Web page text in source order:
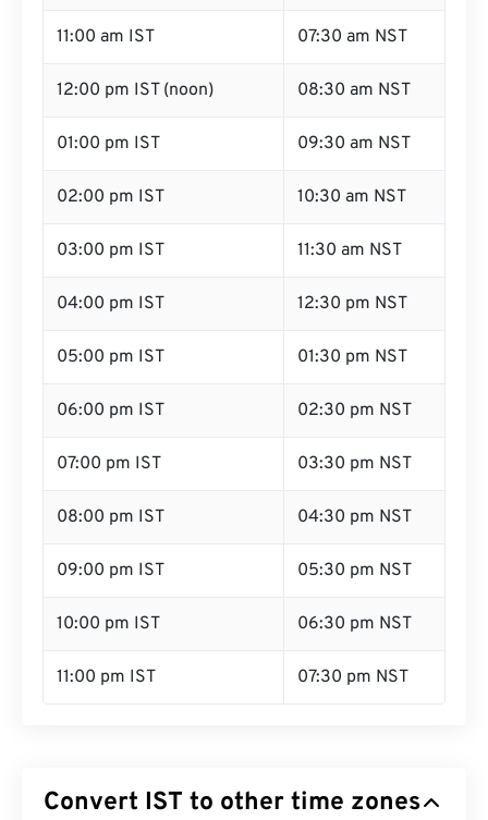
11:00 am IST 07:30 am NST
12:00 pm IST (noon) 08:30 am NST
01:00 pm IST 09:30 am NST
02:00 pm IST 10:30 am NST
03:00 pm IST 11:30 am NST
04:00 pm IST 12:30 pm NST
05:00 pm IST 01:30 pm NST
06:00 pm IST 02:30 pm NST
07:00 pm IST 03:30 pm NST
08:00 pm IST 04:30 pm NST
09:00 pm IST 05:30 pm NST
10:00 pm IST 06:30 pm NST
11:00 pm IST 07:30 pm NST
Convert IST to other time zones